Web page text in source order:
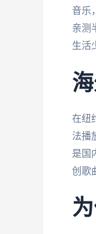
音乐，
亲测
生活
在纽
法播
是国
创歌